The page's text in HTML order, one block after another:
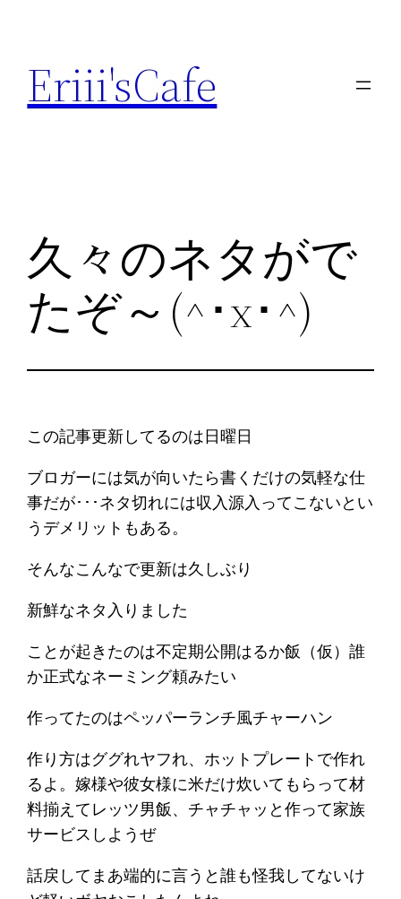
Eriii'sCafe
久々のネタがで
たぞ～(^･x･^)
この記事更新してるのは日曜日
ブロガーには気が向いたら書くだけの気軽な仕
事だが･･･ネタ切れには収入源入ってこないとい
うデメリットもある。
そんなこんなで更新は久しぶり
新鮮なネタ入りました
ことが起きたのは不定期公開はるか飯（仮）誰
か正式なネーミング頼みたい
作ってたのはペッパーランチ風チャーハン
作り方はググれヤフれ、ホットプレートで作れ
るよ。嫁様や彼女様に米だけ炊いてもらって材
料揃えてレッツ男飯、チャチャッと作って家族
サービスしようぜ
話戻してまあ端的に言うと誰も怪我してないけ